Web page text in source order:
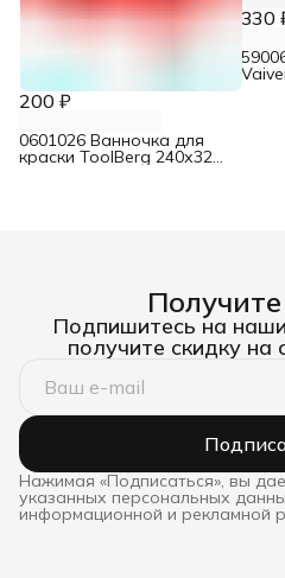
200 ₽
0601026 Ванночка для
краски ToolBerg 240х320
330
Подпишитесь на
получите скидку
Нажимая «Подписаться», вы
указанных персональных
информационной и рекламной